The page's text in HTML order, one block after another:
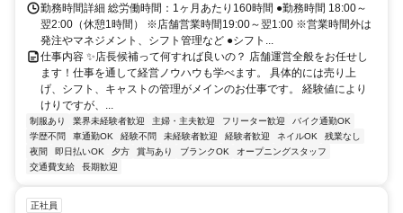
勤務時間詳細 総労働時間：1ヶ月あたり160時間 ●勤務時間 18:00～
翌2:00（休憩1時間） ※店舗営業時間19:00～翌1:00 ※営業時間外は
発注やマネジメント、シフト管理など ●シフト...
仕事内容 ✨店長候補って何すれば良いの？ 店舗運営全般をお任せし
ます！仕事を通して経営ノウハウも学べます。 具体的には売り上
げ、シフト、キャストの管理がメインのお仕事です。 経験値により
けりですが、...
制服あり 業界未経験者歓迎 主婦・主夫歓迎 フリーター歓迎
バイク通勤OK
学歴不問
車通勤OK 経験不問 未経験者歓迎 経験者歓迎 ネイルOK
残業なし
夜間
即日払いOK 夕方 賞与あり ブランクOK
オープニングスタッフ
交通費支給
長期歓迎
正社員